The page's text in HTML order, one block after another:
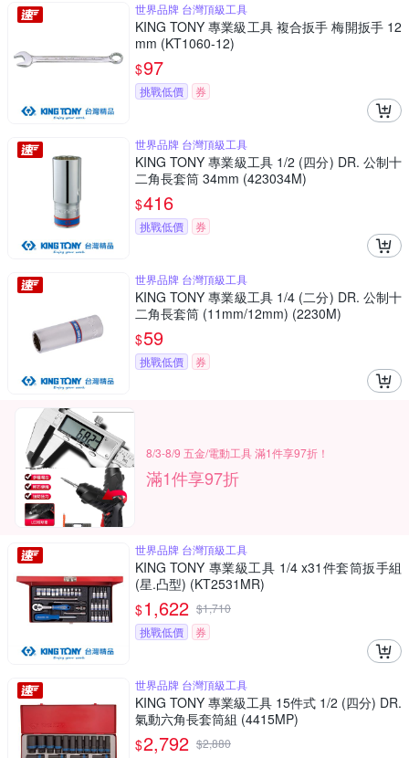
世界品牌 台灣頂級工具
KING TONY 專業級工具 複合扳手 梅開扳手 12
mm (KT1060-12)
$97
挑戰低價 券
世界品牌 台灣頂級工具
KING TONY 專業級工具 1/2 (四分) DR. 公制十
二角長套筒 34mm (423034M)
$416
挑戰低價 券
世界品牌 台灣頂級工具
KING TONY 專業級工具 1/4 (二分) DR. 公制十
二角長套筒 (11mm/12mm) (2230M)
$59
挑戰低價 券
8/3-8/9 五金/電動工具 滿1件享97折！
滿1件享97折
世界品牌 台灣頂級工具
KING TONY 專業級工具 1/4 x31件套筒扳手組
(星.凸型) (KT2531MR)
$1,622 $1,710
挑戰低價
券
世界品牌 台灣頂級工具
KING TONY 專業級工具 15件式 1/2 (四分) DR.
氣動六角長套筒組 (4415MP)
$2,792 $2,880